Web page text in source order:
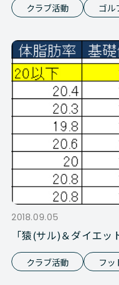
クラブ活動 ゴル
2018.09.05
「猿(サル)＆ダイエ
クラブ活動 フッ